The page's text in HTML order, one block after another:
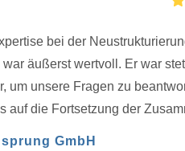
bei der
äußerst wertvoll. Er war
um unsere Fragen zu
auf die Fortsetzung der
GmbH